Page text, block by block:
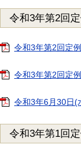
令和3年第2回
令和3年第2回定
令和3年第2回定
令和3年6月30日
令和3年第1回